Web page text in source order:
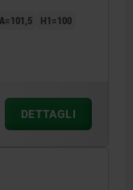
H1=100
DETTAGLI